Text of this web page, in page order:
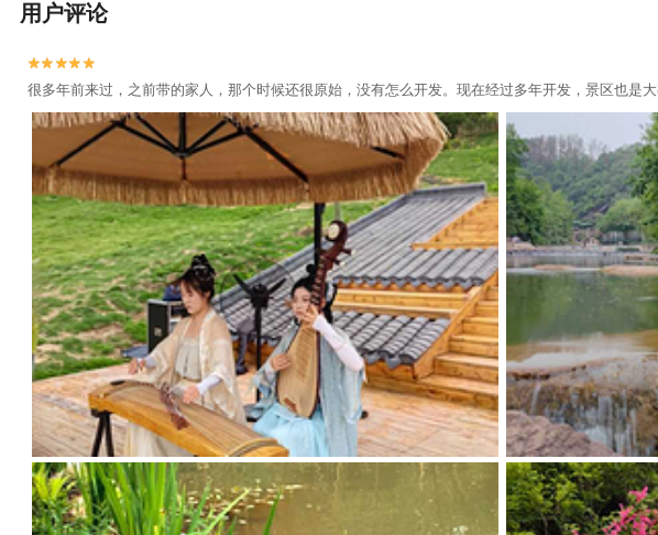
用户评论


很多年前来过，之前带的家人，那个时候还很原始，没有怎么开发。现在经过多年开发，景区也是